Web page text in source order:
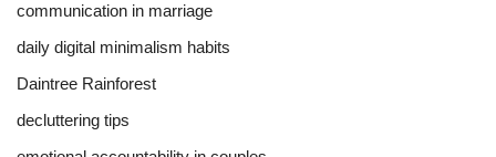
communication in marriage
daily digital minimalism habits
Daintree Rainforest
decluttering tips